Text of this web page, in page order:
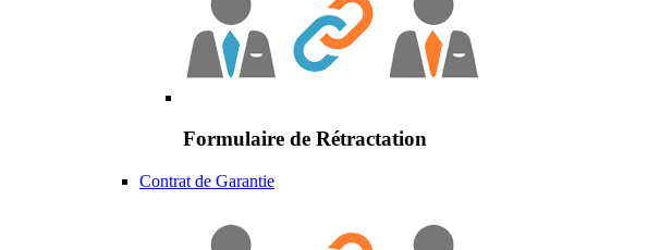
Formulaire de Rétractation
Contrat de Garantie